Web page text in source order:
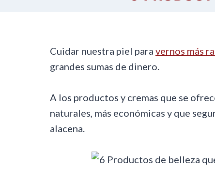
Cuidar nuestra piel para vernos más
grandes sumas de dinero.
A los productos y cremas que se
naturales, más económicas y que
alacena.